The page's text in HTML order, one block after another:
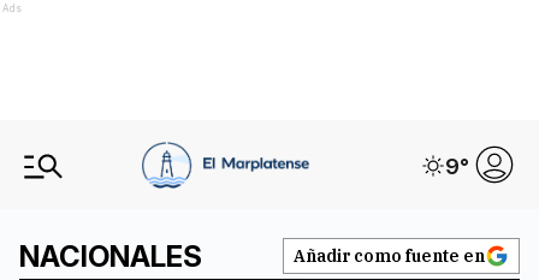
Ads
9°
NACIONALES Añadir como fuente en